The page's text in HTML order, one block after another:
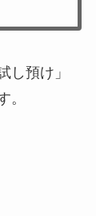
し預け」
。